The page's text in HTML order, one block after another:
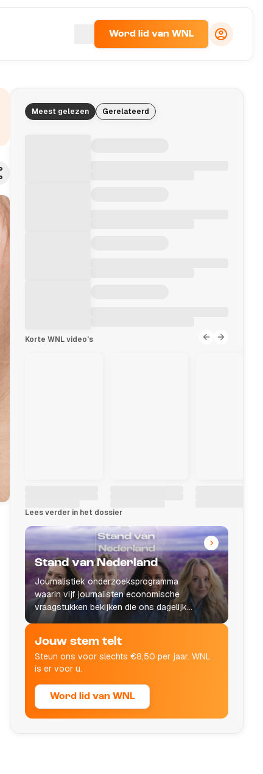
Word lid van WNL
Meest gelezen Gerelateerd
Korte WNL video's
Lees verder in het dossier
Stand van Nederland
Journalistiek onderzoeksprogramma
waarin vijf journalisten economische
vraagstukken bekijken die ons dagelijks
leven raken.
Jouw stem telt
Steun ons voor slechts €8,50 per jaar. WNL
is er voor u.
Word lid van WNL